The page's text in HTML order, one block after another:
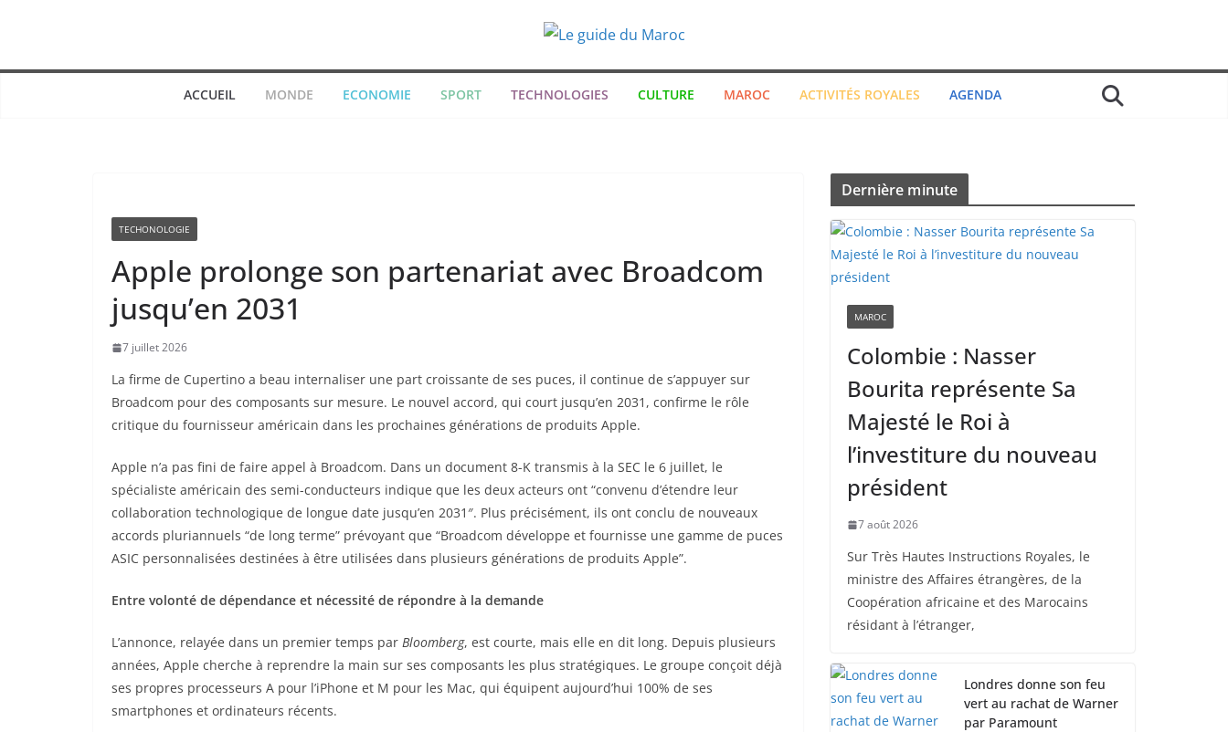
ACCUEIL MONDE ECONOMIE SPORT TECHNOLOGIES CULTURE MAROC ACTIVITÉS ROYALES AGENDA
TECHONOLOGIE
Apple prolonge son partenariat avec Broadcom
jusqu’en 2031
7 juillet 2026
La firme de Cupertino a beau internaliser une part croissante de ses puces, il continue de s’appuyer sur
Broadcom pour des composants sur mesure. Le nouvel accord, qui court jusqu’en 2031, confirme le rôle
critique du fournisseur américain dans les prochaines générations de produits Apple.
Apple n’a pas fini de faire appel à Broadcom. Dans un document 8-K transmis à la SEC le 6 juillet, le
spécialiste américain des semi-conducteurs indique que les deux acteurs ont “convenu d’étendre leur
collaboration technologique de longue date jusqu’en 2031″. Plus précisément, ils ont conclu de nouveaux
accords pluriannuels “de long terme” prévoyant que “Broadcom développe et fournisse une gamme de puces
ASIC personnalisées destinées à être utilisées dans plusieurs générations de produits Apple”.
Entre volonté de dépendance et nécessité de répondre à la demande
L’annonce, relayée dans un premier temps par Bloomberg, est courte, mais elle en dit long. Depuis plusieurs
années, Apple cherche à reprendre la main sur ses composants les plus stratégiques. Le groupe conçoit déjà
ses propres processeurs A pour l’iPhone et M pour les Mac, qui équipent aujourd’hui 100% de ses
smartphones et ordinateurs récents.
Dernière minute
MAROC
Colombie : Nasser
Bourita représente Sa
Majesté le Roi à
l’investiture du nouveau
président
7 août 2026
Sur Très Hautes Instructions Royales, le
ministre des Affaires étrangères, de la
Coopération africaine et des Marocains
résidant à l’étranger,
Londres donne son feu
vert au rachat de Warner
par Paramount